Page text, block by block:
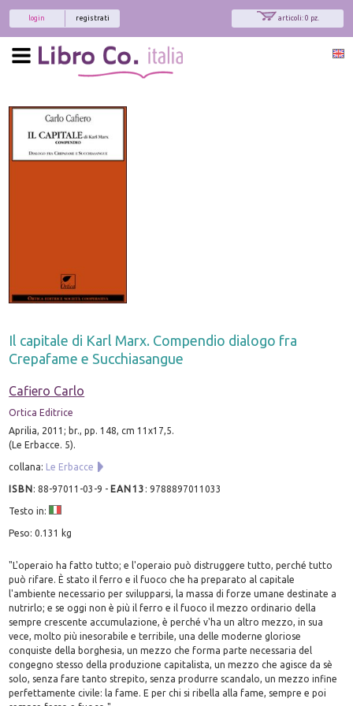
articoli: 0 pz.
registrati
login
Il capitale di Karl Marx. Compendio dialogo fra
Crepafame e Succhiasangue
Cafiero Carlo
Ortica Editrice
Aprilia, 2011; br., pp. 148, cm 11x17,5.
(Le Erbacce. 5).
collana: Le Erbacce
ISBN:88-97011-03-9 - EAN13 :9788897011033
Testo in:
Peso: 0.131 kg
"L'operaio ha fatto tutto; e l'operaio può distruggere tutto, perché tutto
può rifare. È stato il ferro e il fuoco che ha preparato al capitale
l'ambiente necessario per svilupparsi, la massa di forze umane destinate a
nutrirlo; e se oggi non è più il ferro e il fuoco il mezzo ordinario della
sempre crescente accumulazione, è perché v'ha un altro mezzo, in sua
vece, molto più inesorabile e terribile, una delle moderne gloriose
conquiste della borghesia, un mezzo che forma parte necessaria del
congegno stesso della produzione capitalista, un mezzo che agisce da sè
solo, senza fare tanto strepito, senza produrre scandalo, un mezzo infine
perfettamente civile: la fame. E per chi si ribella alla fame, sempre e poi